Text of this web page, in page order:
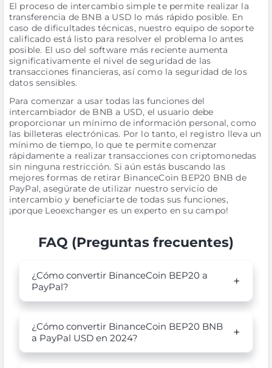
El proceso de intercambio simple te permite realizar la
transferencia de BNB a USD lo más rápido posible. En
caso de dificultades técnicas, nuestro equipo de soporte
calificado está listo para resolver el problema lo antes
posible. El uso del software más reciente aumenta
significativamente el nivel de seguridad de las
transacciones financieras, así como la seguridad de los
datos sensibles.
Para comenzar a usar todas las funciones del
intercambiador de BNB a USD, el usuario debe
proporcionar un mínimo de información personal, como
las billeteras electrónicas. Por lo tanto, el registro lleva un
mínimo de tiempo, lo que te permite comenzar
rápidamente a realizar transacciones con criptomonedas
sin ninguna restricción. Si aún estás buscando las
mejores formas de retirar BinanceCoin BEP20 BNB de
PayPal, asegúrate de utilizar nuestro servicio de
intercambio y beneficiarte de todas sus funciones,
¡porque Leoexchanger es un experto en su campo!
FAQ (Preguntas frecuentes)
¿Cómo convertir BinanceCoin BEP20 a
PayPal?
¿Cómo convertir BinanceCoin BEP20 BNB
a PayPal USD en 2024?